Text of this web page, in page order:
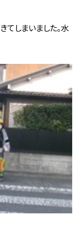
てしまいました。水